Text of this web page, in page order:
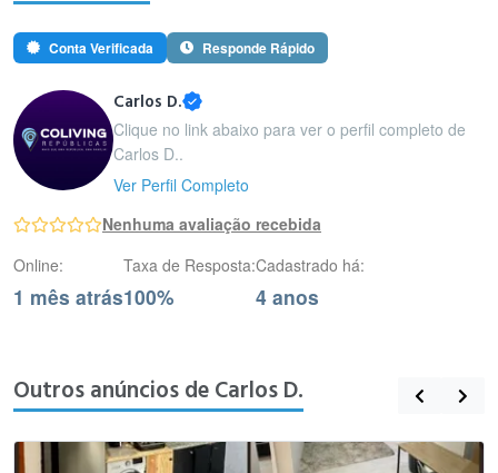
Conta Verificada Responde Rápido
Carlos D.
Clique no link abaixo para ver o perfil completo de
Carlos D..
Ver Perfil Completo
Nenhuma avaliação recebida
Online:
1 mês atrás
Taxa de Resposta:
100%
Cadastrado há:
4 anos
Outros anúncios de Carlos D.